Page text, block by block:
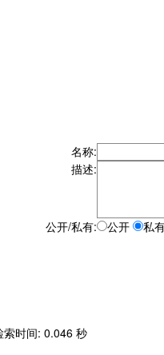
名称:
描述:
公开/私有: 公开
私
索时间: 0.046 秒